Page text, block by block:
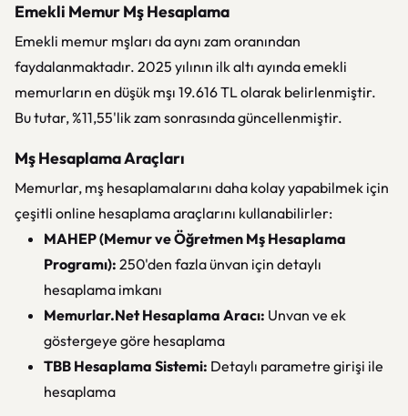
Emekli Memur Mş Hesaplama
Emekli memur mşları da aynı zam oranından
faydalanmaktadır. 2025 yılının ilk altı ayında emekli
memurların en düşük mşı 19.616 TL olarak belirlenmiştir.
Bu tutar, %11,55'lik zam sonrasında güncellenmiştir.
Mş Hesaplama Araçları
Memurlar, mş hesaplamalarını daha kolay yapabilmek için
çeşitli online hesaplama araçlarını kullanabilirler:
MAHEP (Memur ve Öğretmen Mş Hesaplama
Programı): 250'den fazla ünvan için detaylı
hesaplama imkanı
Memurlar.Net Hesaplama Aracı: Unvan ve ek
göstergeye göre hesaplama
TBB Hesaplama Sistemi: Detaylı parametre girişi ile
hesaplama